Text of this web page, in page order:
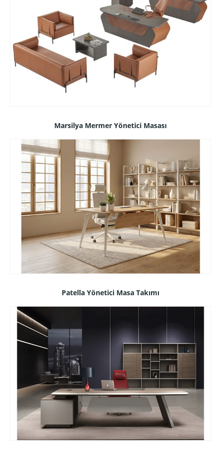
Marsilya Mermer Yönetici Masası
Patella Yönetici Masa Takımı